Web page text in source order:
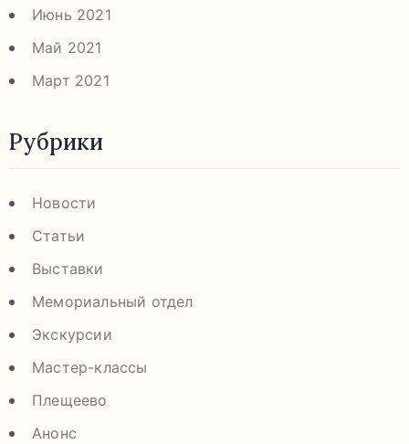
Июнь 2021
Май 2021
Март 2021
Рубрики
Новости
Статьи
Выставки
Мемориальный отдел
Экскурсии
Мастер-классы
Плещеево
Анонс